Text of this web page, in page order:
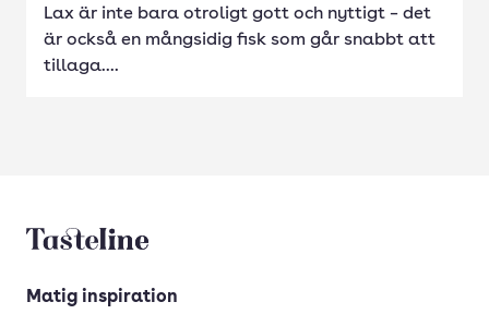
Lax är inte bara otroligt gott och nyttigt – det
är också en mångsidig fisk som går snabbt att
tillaga....
Tasteline startsida
Matig inspiration